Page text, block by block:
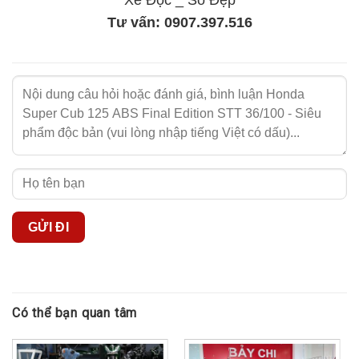
năng an toàn như ABS cho thấy tầm nhìn của Honda trong
Số thứ tự 36/100 càng khẳng định vị thế đặc biệt của chiếc
xe này trong việc định hình tương lai của dòng xe huyền
thoại Super Cub.
Tư vấn: 0907.397.516
Có thể bạn quan tâm